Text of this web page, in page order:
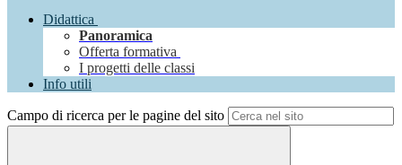
Didattica
Panoramica
Offerta formativa
I progetti delle classi
Info utili
Campo di ricerca per le pagine del sito